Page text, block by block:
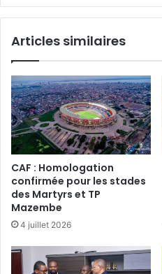
Articles similaires
CAF : Homologation
confirmée pour les stades
des Martyrs et TP
Mazembe
4 juillet 2026